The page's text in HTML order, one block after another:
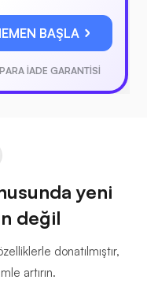
BAŞLA
PARA İADE GARANTİSİ
yeni
değil
donatılmıştır,
artırın.